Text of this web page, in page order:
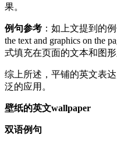
果。
例句参考 ：如上文提到的
the text and graphics on the
式填充在页面的文本和图形
综上所述，平铺的英文表
泛的应用。
壁纸的英文wallpaper
双语例句